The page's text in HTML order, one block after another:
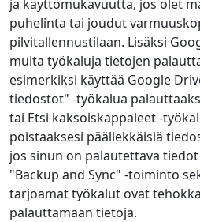
ja käyttömukavuutta, jos olet
puhelinta tai joudut
pilvitallennustilaan. Lisäksi
muita työkaluja tietojen
esimerkiksi käyttää Google
tiedostot" -työkalua
tai Etsi kaksoiskappaleet -
poistaaksesi päällekkäisiä
jos sinun on palautettava
"Backup and Sync" -toiminto
tarjoamat työkalut ovat
palauttamaan tietoja.